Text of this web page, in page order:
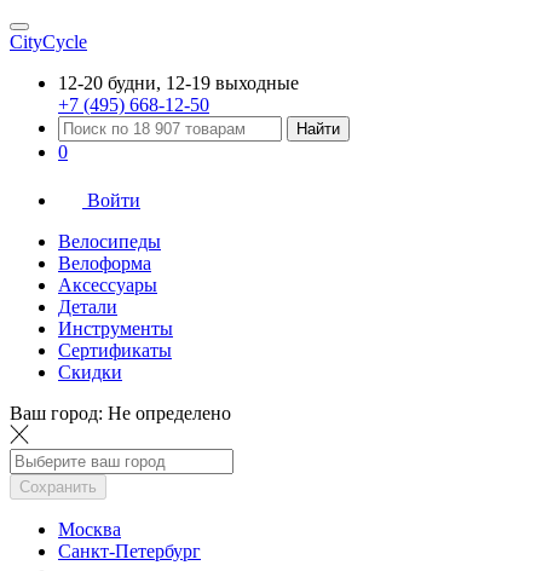
CityCycle
12-20 будни, 12-19 выходные
+7 (495) 668-12-50
Найти
0
Войти
Велосипеды
Велоформа
Аксессуары
Детали
Инструменты
Сертификаты
Скидки
Ваш город: Не определено
Сохранить
Москва
Санкт-Петербург